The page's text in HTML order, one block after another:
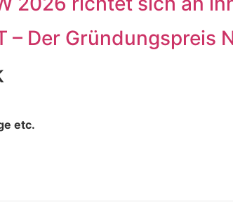
– Der Gründungspreis
etc.